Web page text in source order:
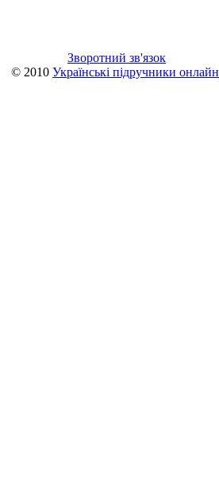
Зворотний зв'язок
© 2010 Українські підручники онлайн